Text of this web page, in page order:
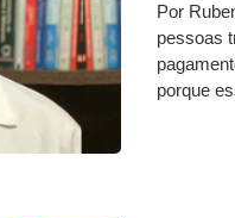
Por
pessoas
porque